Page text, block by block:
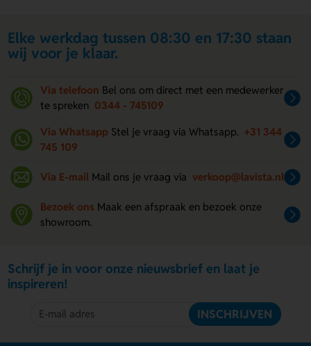
Elke werkdag tussen 08:30 en 17:30 staan
wij voor je klaar.
Via telefoon Bel ons om direct met een medewerker
te spreken 0344 - 745109
Via Whatsapp Stel je vraag via Whatsapp. +31 344
745 109
Via E-mail Mail ons je vraag via verkoop@lavista.nl
Bezoek ons Maak een afspraak en bezoek onze
showroom.
Schrijf je in voor onze nieuwsbrief en laat je
inspireren!
INSCHRIJVEN